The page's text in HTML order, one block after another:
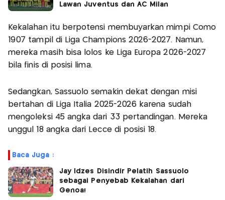
Lawan Juventus dan AC Milan
Kekalahan itu berpotensi membuyarkan mimpi Como
1907 tampil di Liga Champions 2026-2027. Namun,
mereka masih bisa lolos ke Liga Europa 2026-2027
bila finis di posisi lima.
Sedangkan, Sassuolo semakin dekat dengan misi
bertahan di Liga Italia 2025-2026 karena sudah
mengoleksi 45 angka dari 33 pertandingan. Mereka
unggul 18 angka dari Lecce di posisi 18.
Baca Juga :
Jay Idzes Disindir Pelatih Sassuolo
sebagai Penyebab Kekalahan dari
Genoa!